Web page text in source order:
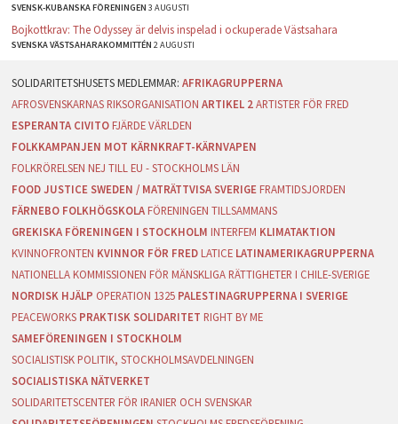
SVENSK-KUBANSKA FÖRENINGEN3 AUGUSTI
Bojkottkrav: The Odyssey är delvis inspelad i ockuperade Västsahara
SVENSKA VÄSTSAHARAKOMMITTÉN2 AUGUSTI
AFRIKAGRUPPERNA
AFROSVENSKARNAS RIKSORGANISATION ARTIKEL 2 ARTISTER FÖR FRED
ESPERANTA CIVITO FJÄRDE VÄRLDEN
FOLKKAMPANJEN MOT KÄRNKRAFT-KÄRNVAPEN
FOLKRÖRELSEN NEJ TILL EU - STOCKHOLMS LÄN
FOOD JUSTICE SWEDEN / MATRÄTTVISA SVERIGE FRAMTIDSJORDEN
FÄRNEBO FOLKHÖGSKOLA FÖRENINGEN TILLSAMMANS
GREKISKA FÖRENINGEN I STOCKHOLM INTERFEM KLIMATAKTION
KVINNOFRONTEN KVINNOR FÖR FRED LATICE LATINAMERIKAGRUPPERNA
NATIONELLA KOMMISSIONEN FÖR MÄNSKLIGA RÄTTIGHETER I CHILE-SVERIGE
NORDISK HJÄLP OPERATION 1325 PALESTINAGRUPPERNA I SVERIGE
PEACEWORKS PRAKTISK SOLIDARITET RIGHT BY ME
SAMEFÖRENINGEN I STOCKHOLM
SOCIALISTISK POLITIK, STOCKHOLMSAVDELNINGEN
SOCIALISTISKA NÄTVERKET
SOLIDARITETSCENTER FÖR IRANIER OCH SVENSKAR